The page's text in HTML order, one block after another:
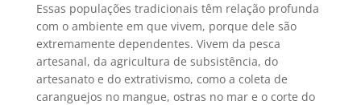
Essas populações tradicionais têm relação profunda
com o ambiente em que vivem, porque dele são
extremamente dependentes. Vivem da pesca
artesanal, da agricultura de subsistência, do
artesanato e do extrativismo, como a coleta de
caranguejos no mangue, ostras no mar e o corte do